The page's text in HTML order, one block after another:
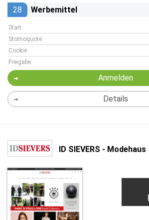
28 Werbemittel
Start
Stornoquote
Cookie
Freigabe
Anmelden
Details
ID SIEVERS - Modehaus